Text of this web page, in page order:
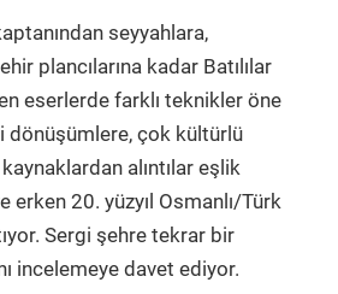
seyyahlara,
plancılarına kadar Batılılar
eserlerde farklı teknikler öne
dönüşümlere, çok kültürlü
alıntılar eşlik
erken 20. yüzyıl Osmanlı/Türk
Sergi şehre tekrar bir
incelemeye davet ediyor.